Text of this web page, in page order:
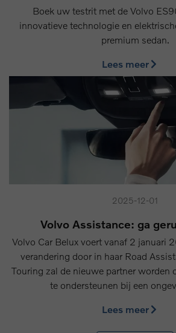
Boek uw testrit met de Volvo
innovatieve technologie en
premium sedan.
Lees meer
2025-12-01
Volvo Assistance: ga
Volvo Car Belux voert vanaf 2 januari
verandering door in haar Road
Touring zal de nieuwe partner worden
te ondersteunen bij een
Lees meer